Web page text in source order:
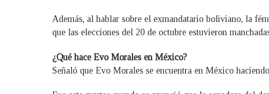
Además, al hablar sobre el exmandatario boliviano, la
que las elecciones del 20 de octubre estuvieron
¿Qué hace Evo Morales en México?
Señaló que Evo Morales se encuentra en México